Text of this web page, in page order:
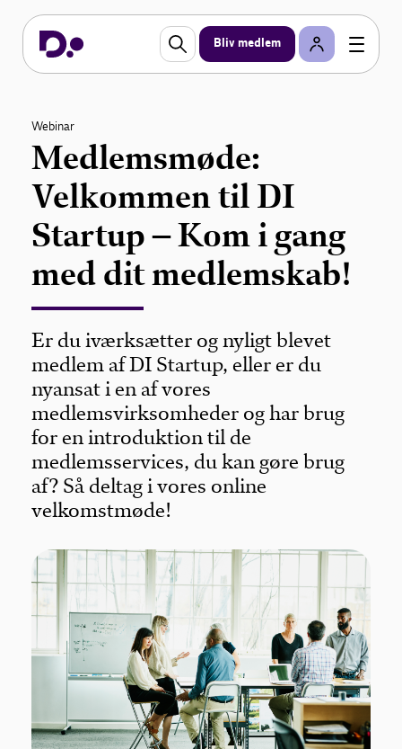
Bliv medlem
Webinar
Medlemsmøde:
Velkommen til DI
Startup – Kom i gang
med dit medlemskab!
Er du iværksætter og nyligt blevet
medlem af DI Startup, eller er du
nyansat i en af vores
medlemsvirksomheder og har brug
for en introduktion til de
medlemsservices, du kan gøre brug
af? Så deltag i vores online
velkomstmøde!